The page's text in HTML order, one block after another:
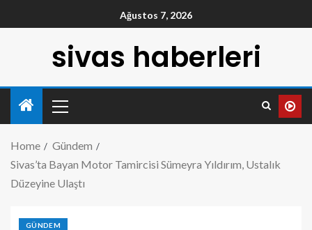
Ağustos 7, 2026
sivas haberleri
Home
Gündem
Sivas’ta Bayan Motor Tamircisi Sümeyra Yıldırım, Ustalık
Düzeyine Ulaştı
GÜNDEM